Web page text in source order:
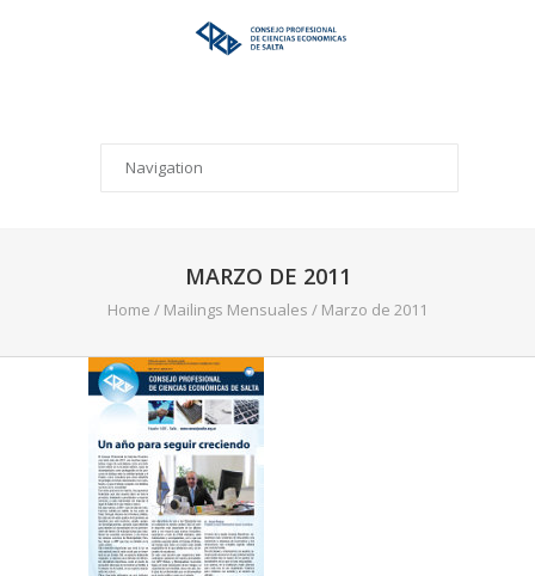
MARZO DE 2011
Home / Mailings Mensuales / Marzo de 2011